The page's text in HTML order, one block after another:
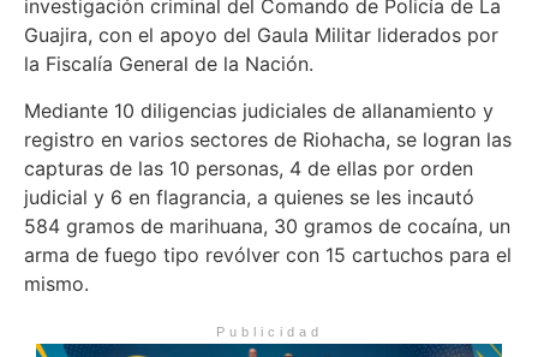
investigación criminal del Comando de Policía de La
Guajira, con el apoyo del Gaula Militar liderados por
la Fiscalía General de la Nación.
Mediante 10 diligencias judiciales de allanamiento y
registro en varios sectores de Riohacha, se logran las
capturas de las 10 personas, 4 de ellas por orden
judicial y 6 en flagrancia, a quienes se les incautó
584 gramos de marihuana, 30 gramos de cocaína, un
arma de fuego tipo revólver con 15 cartuchos para el
mismo.
Publicidad